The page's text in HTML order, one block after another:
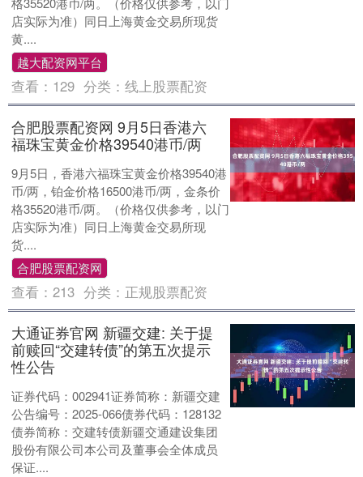
店实际为准）同日上海黄金交易所现货
黄....
越大配资网平台
查看： 129 分类：线上股票配资
合肥股票配资网 9月5日香港六
福珠宝黄金价格39540港币/两
9月5日，香港六福珠宝黄金价格39540港
币/两，铂金价格16500港币/两，金条价
格35520港币/两。（价格仅供参考，以门
店实际为准）同日上海黄金交易所现
货....
合肥股票配资网
查看：213 分类： 正规股票配资
大通证券官网 新疆交建: 关于提
前赎回“交建转债”的第五次提示
性公告
证券代码：002941证券简称：新疆交建
公告编号：2025-066债券代码：128132
债券简称：交建转债新疆交通建设集团
股份有限公司本公司及董事会全体成员
保证....